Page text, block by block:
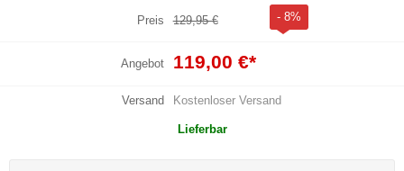
Preis 129,95 € - 8%
Angebot 119,00 €*
Versand Kostenloser Versand
Lieferbar